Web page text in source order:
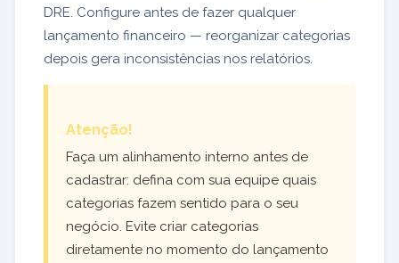
DRE. Configure antes de fazer qualquer
lançamento financeiro — reorganizar categorias
depois gera inconsistências nos relatórios.
Atenção!
Faça um alinhamento interno antes de
cadastrar: defina com sua equipe quais
categorias fazem sentido para o seu
negócio. Evite criar categorias
diretamente no momento do lançamento